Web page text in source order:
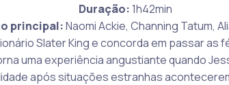
Duração:1h42min
principal:Naomi Ackie, Channing Tatum,
Slater King e concorda em passar as
uma experiência angustiante quando
após situações estranhas